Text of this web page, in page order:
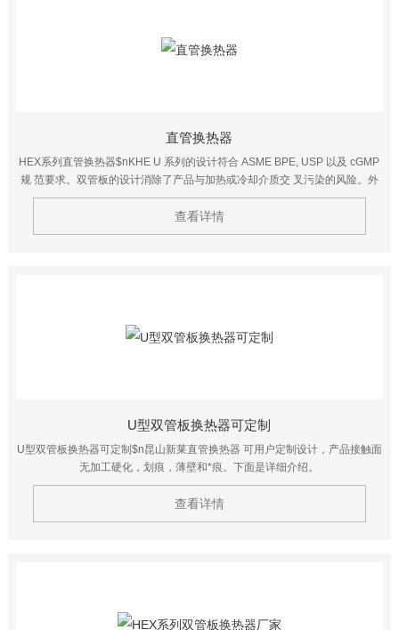
直管换热器
HEX系列直管换热器$nKHE U 系列的设计符合 ASME BPE, USP 以及 cGMP
规 范要求。双管板的设计消除了产品与加热或冷却介质交 叉污染的风险。外
管板与物料接触，内管板与加热或冷 却介质接触，当内管板或外管板发生泄露
时，泄露物会 通过内外管板之间的间隙排出，这样避免了壳程介质污 染管程
物料。因此，当物料或介质发生泄漏的时候，可 以很容易被发现。
查看详情
U型双管板换热器可定制
U型双管板换热器可定制$n昆山新莱直管换热器 可用户定制设计，产品接触面
无加工硬化，划痕，薄壁和*痕。下面是详细介绍。
查看详情